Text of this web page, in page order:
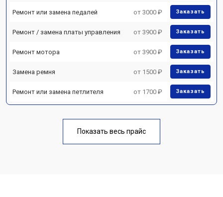
Ремонт или замена педалей от 3000 ₽ Заказать
Ремонт / замена платы управления от 3900 ₽ Заказать
Ремонт мотора от 3900 ₽ Заказать
Замена ремня от 1500 ₽ Заказать
Ремонт или замена петлителя от 1700 ₽ Заказать
Показать весь прайс